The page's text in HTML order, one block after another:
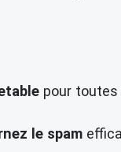
pour
le spam